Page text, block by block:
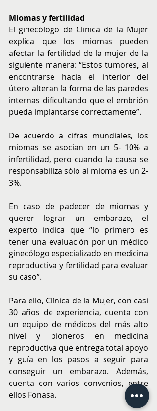
Miomas y fertilidad
El ginecólogo de Clínica de la Mujer
explica que los miomas pueden
afectar la fertilidad de la mujer de la
siguiente manera: “Estos tumores, al
encontrarse hacia el interior del
útero alteran la forma de las paredes
internas dificultando que el embrión
pueda implantarse correctamente”.
De acuerdo a cifras mundiales, los
miomas se asocian en un 5- 10% a
infertilidad, pero cuando la causa se
responsabiliza sólo al mioma es un 2-
3%.
En caso de padecer de miomas y
querer lograr un embarazo, el
experto indica que “lo primero es
tener una evaluación por un médico
ginecólogo especializado en medicina
reproductiva y fertilidad para evaluar
su caso”.
Para ello, Clínica de la Mujer, con casi
30 años de experiencia, cuenta con
un equipo de médicos del más alto
nivel y pioneros en medicina
reproductiva que entrega total apoyo
y guía en los pasos a seguir para
conseguir un embarazo. Además,
cuenta con varios convenios, entre
ellos Fonasa.